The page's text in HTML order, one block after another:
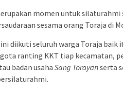
momen untuk silaturahmi
sesama orang Toraja di
diikuti seluruh warga Toraja
ranting KKT tiap kecamatan,
badan usahaSang Torayanserta